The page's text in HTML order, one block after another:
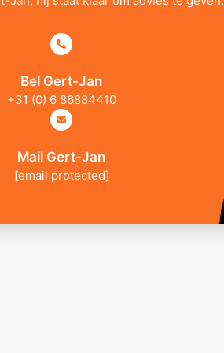
Bel Gert-Jan
+31 (0) 6 86884410
Mail Gert-Jan
[email protected]